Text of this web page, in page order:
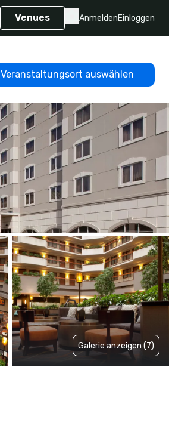
Venues AnmeldenEinloggen
Veranstaltungsort auswählen
Galerie anzeigen (7)